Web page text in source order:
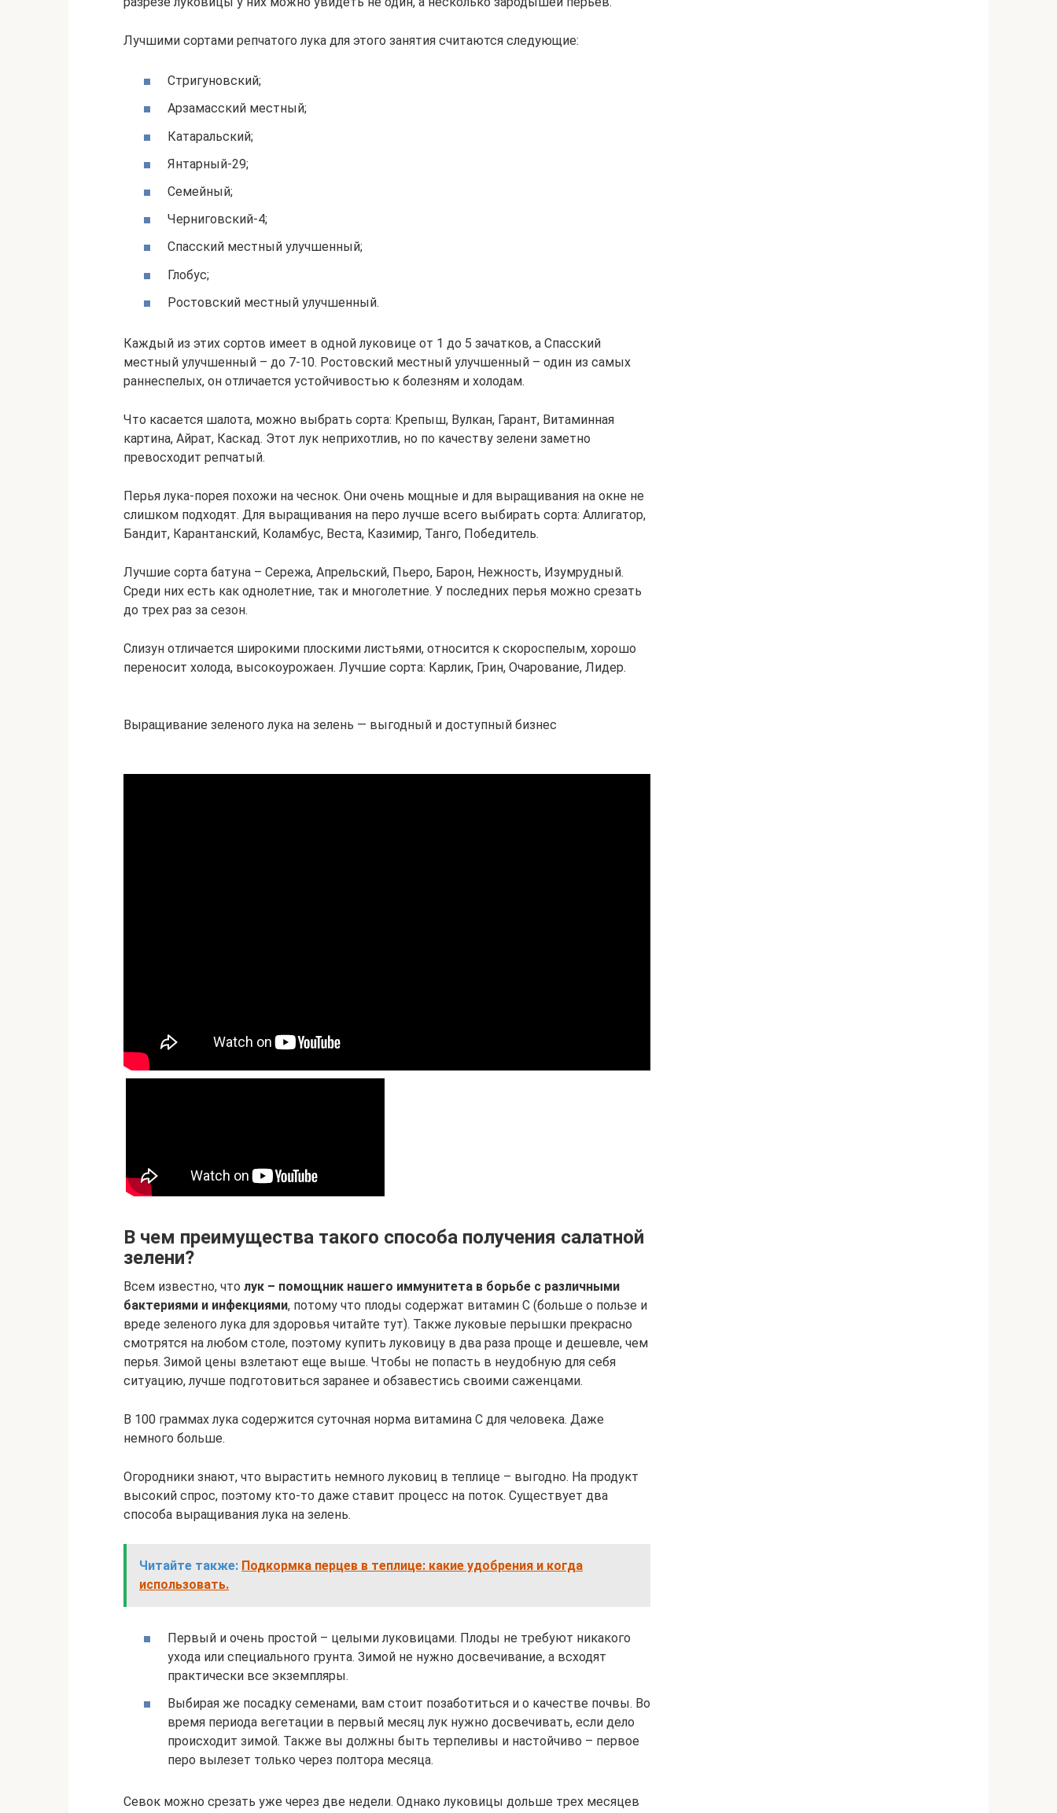
Лучшими сортами репчатого лука для этого занятия считаются следующие:
Стригуновский;
Арзамасский местный;
Катаральский;
Янтарный-29;
Семейный;
Черниговский-4;
Спасский местный улучшенный;
Глобус;
Ростовский местный улучшенный.
Каждый из этих сортов имеет в одной луковице от 1 до 5 зачатков, а Спасский
местный улучшенный – до 7-10. Ростовский местный улучшенный – один из самых
раннеспелых, он отличается устойчивостью к болезням и холодам.
Что касается шалота, можно выбрать сорта: Крепыш, Вулкан, Гарант, Витаминная
картина, Айрат, Каскад. Этот лук неприхотлив, но по качеству зелени заметно
превосходит репчатый.
Перья лука-порея похожи на чеснок. Они очень мощные и для выращивания на окне не
слишком подходят. Для выращивания на перо лучше всего выбирать сорта: Аллигатор,
Бандит, Карантанский, Коламбус, Веста, Казимир, Танго, Победитель.
Лучшие сорта батуна – Сережа, Апрельский, Пьеро, Барон, Нежность, Изумрудный.
Среди них есть как однолетние, так и многолетние. У последних перья можно срезать
до трех раз за сезон.
Слизун отличается широкими плоскими листьями, относится к скороспелым, хорошо
переносит холода, высокоурожаен. Лучшие сорта: Карлик, Грин, Очарование, Лидер.
Выращивание зеленого лука на зелень — выгодный и доступный бизнес
В чем преимущества такого способа получения салатной
зелени?
Всем известно, что лук – помощник нашего иммунитета в борьбе с различными
бактериями и инфекциями, потому что плоды содержат витамин С (больше о пользе и
вреде зеленого лука для здоровья читайте тут). Также луковые перышки прекрасно
смотрятся на любом столе, поэтому купить луковицу в два раза проще и дешевле, чем
перья. Зимой цены взлетают еще выше. Чтобы не попасть в неудобную для себя
ситуацию, лучше подготовиться заранее и обзавестись своими саженцами.
В 100 граммах лука содержится суточная норма витамина С для человека. Даже
немного больше.
Огородники знают, что вырастить немного луковиц в теплице – выгодно. На продукт
высокий спрос, поэтому кто-то даже ставит процесс на поток. Существует два
способа выращивания лука на зелень.
Читайте также: Подкормка перцев в теплице: какие удобрения и когда
использовать.
Первый и очень простой – целыми луковицами. Плоды не требуют никакого
ухода или специального грунта. Зимой не нужно досвечивание, а всходят
практически все экземпляры.
Выбирая же посадку семенами, вам стоит позаботиться и о качестве почвы. Во
время периода вегетации в первый месяц лук нужно досвечивать, если дело
происходит зимой. Также вы должны быть терпеливы и настойчиво – первое
перо вылезет только через полтора месяца.
Севок можно срезать уже через две недели. Однако луковицы дольше трех месяцев